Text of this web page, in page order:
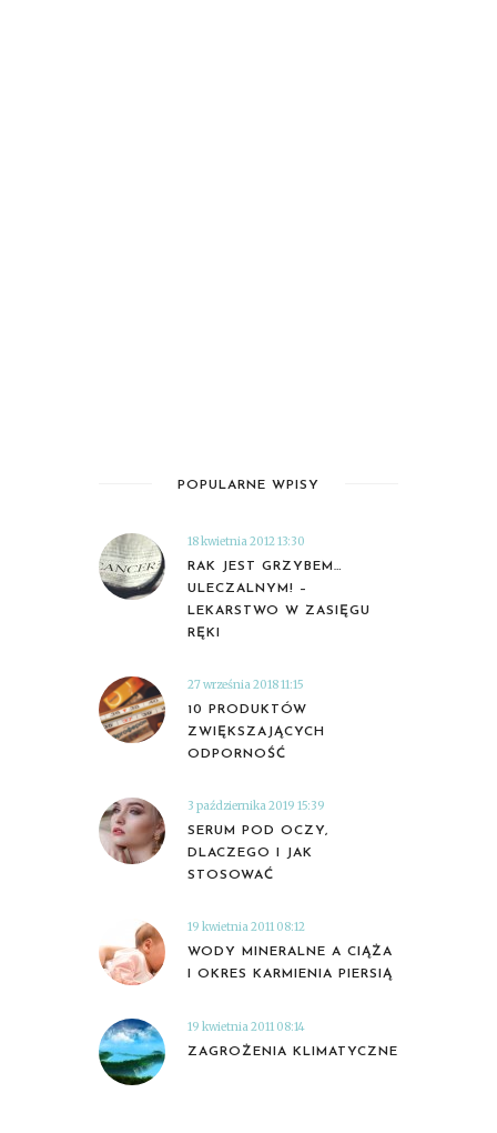
POPULARNE WPISY
18 kwietnia 2012 13:30
RAK JEST GRZYBEM…
ULECZALNYM! –
LEKARSTWO W ZASIĘGU
RĘKI
27 września 2018 11:15
10 PRODUKTÓW
ZWIĘKSZAJĄCYCH
ODPORNOŚĆ
3 października 2019 15:39
SERUM POD OCZY,
DLACZEGO I JAK
STOSOWAĆ
19 kwietnia 2011 08:12
WODY MINERALNE A CIĄŻA
I OKRES KARMIENIA PIERSIĄ
19 kwietnia 2011 08:14
ZAGROŻENIA KLIMATYCZNE